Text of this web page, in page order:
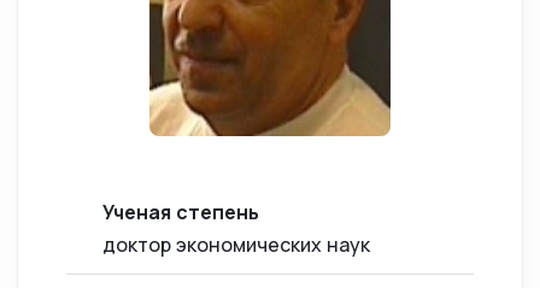
Ученая степень
доктор экономических наук